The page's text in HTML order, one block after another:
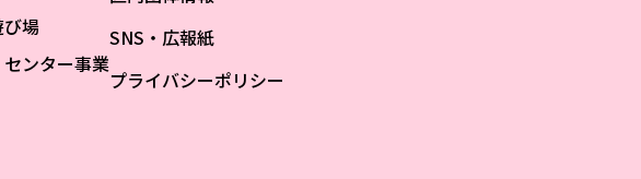
場
ンター事業
SNS・広報紙
プライバシーポリシー